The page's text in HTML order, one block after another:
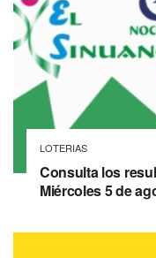
LOTERIAS
Consulta los
Miércoles 5 de